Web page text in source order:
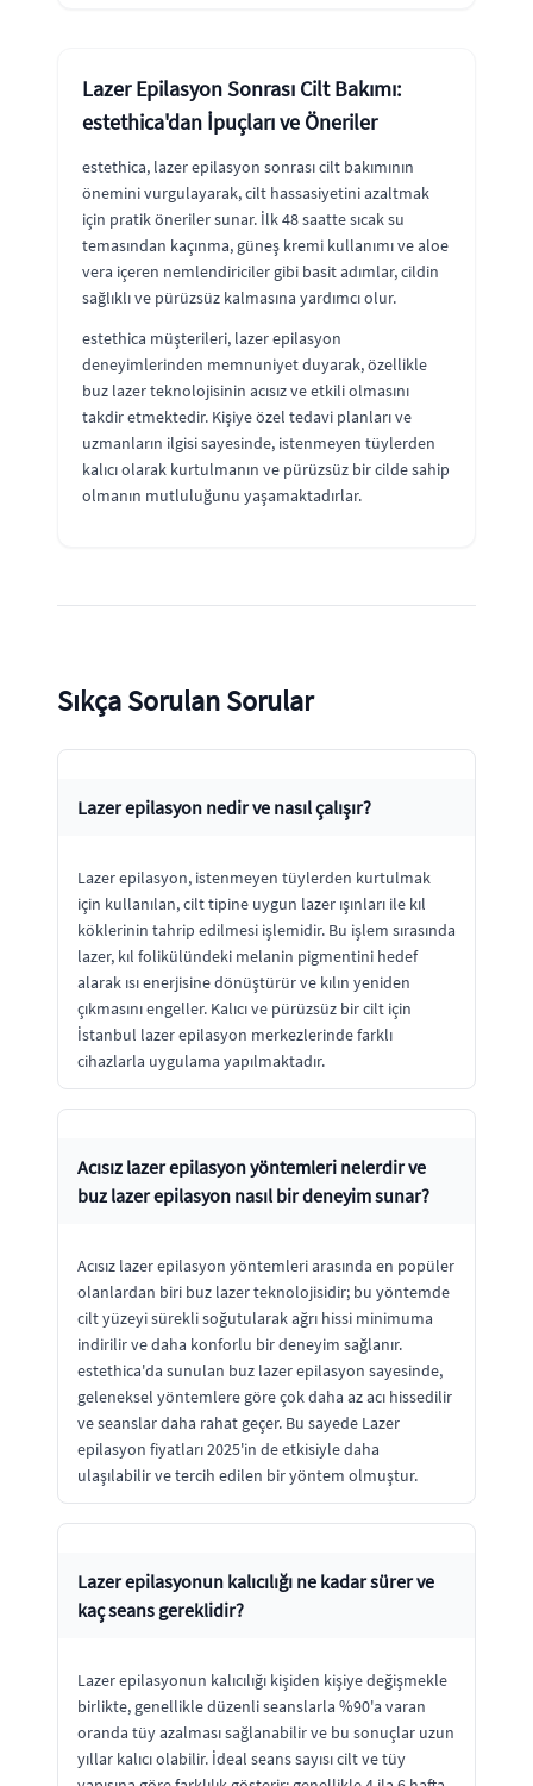
Lazer Epilasyon Sonrası Cilt Bakımı:
estethica'dan İpuçları ve Öneriler
estethica, lazer epilasyon sonrası cilt bakımının
önemini vurgulayarak, cilt hassasiyetini azaltmak
için pratik öneriler sunar. İlk 48 saatte sıcak su
temasından kaçınma, güneş kremi kullanımı ve aloe
vera içeren nemlendiriciler gibi basit adımlar, cildin
sağlıklı ve pürüzsüz kalmasına yardımcı olur.
estethica müşterileri, lazer epilasyon
deneyimlerinden memnuniyet duyarak, özellikle
buz lazer teknolojisinin acısız ve etkili olmasını
takdir etmektedir. Kişiye özel tedavi planları ve
uzmanların ilgisi sayesinde, istenmeyen tüylerden
kalıcı olarak kurtulmanın ve pürüzsüz bir cilde sahip
olmanın mutluluğunu yaşamaktadırlar.
Sıkça Sorulan Sorular
Lazer epilasyon nedir ve nasıl çalışır?
Lazer epilasyon, istenmeyen tüylerden kurtulmak
için kullanılan, cilt tipine uygun lazer ışınları ile kıl
köklerinin tahrip edilmesi işlemidir. Bu işlem sırasında
lazer, kıl folikülündeki melanin pigmentini hedef
alarak ısı enerjisine dönüştürür ve kılın yeniden
çıkmasını engeller. Kalıcı ve pürüzsüz bir cilt için
İstanbul lazer epilasyon merkezlerinde farklı
cihazlarla uygulama yapılmaktadır.
Acısız lazer epilasyon yöntemleri nelerdir ve
buz lazer epilasyon nasıl bir deneyim sunar?
Acısız lazer epilasyon yöntemleri arasında en popüler
olanlardan biri buz lazer teknolojisidir; bu yöntemde
cilt yüzeyi sürekli soğutularak ağrı hissi minimuma
indirilir ve daha konforlu bir deneyim sağlanır.
estethica'da sunulan buz lazer epilasyon sayesinde,
geleneksel yöntemlere göre çok daha az acı hissedilir
ve seanslar daha rahat geçer. Bu sayede Lazer
epilasyon fiyatları 2025'in de etkisiyle daha
ulaşılabilir ve tercih edilen bir yöntem olmuştur.
Lazer epilasyonun kalıcılığı ne kadar sürer ve
kaç seans gereklidir?
Lazer epilasyonun kalıcılığı kişiden kişiye değişmekle
birlikte, genellikle düzenli seanslarla %90'a varan
oranda tüy azalması sağlanabilir ve bu sonuçlar uzun
yıllar kalıcı olabilir. İdeal seans sayısı cilt ve tüy